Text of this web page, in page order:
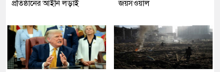
প্রতিষ্ঠানের আইনি লড়াই জয়সওয়াল